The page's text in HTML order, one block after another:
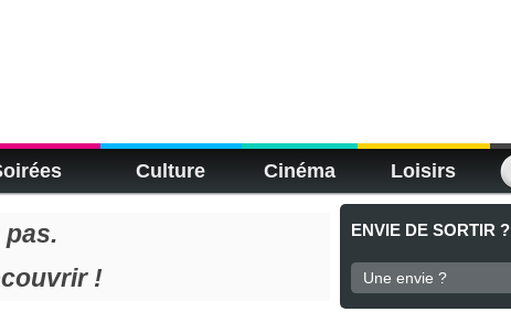
Culture Cinéma Loisirs
pas.
!
ENVIE DE SORTIR ?